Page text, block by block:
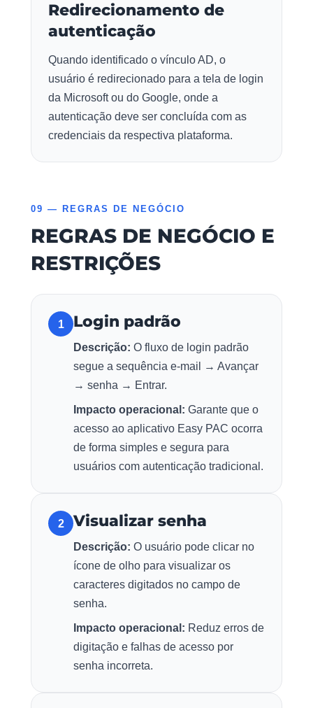
Redirecionamento de
autenticação
Quando identificado o vínculo AD, o
usuário é redirecionado para a tela de login
da Microsoft ou do Google, onde a
autenticação deve ser concluída com as
credenciais da respectiva plataforma.
09 — REGRAS DE NEGÓCIO
REGRAS DE NEGÓCIO E
RESTRIÇÕES
1 Login padrão
Descrição: O fluxo de login padrão
segue a sequência e-mail → Avançar
→ senha → Entrar.
Impacto operacional: Garante que o
acesso ao aplicativo Easy PAC ocorra
de forma simples e segura para
usuários com autenticação tradicional.
2 Visualizar senha
Descrição: O usuário pode clicar no
ícone de olho para visualizar os
caracteres digitados no campo de
senha.
Impacto operacional: Reduz erros de
digitação e falhas de acesso por
senha incorreta.